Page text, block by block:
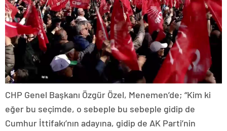
CHP Genel Başkanı Özgür Özel, Menemen’de; “Kim ki
eğer bu seçimde, o sebeple bu sebeple gidip de
Cumhur İttifakı’nın adayına, gidip de AK Parti’nin